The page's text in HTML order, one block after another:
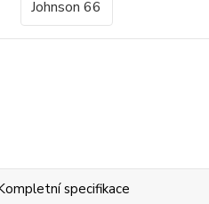
specifikace